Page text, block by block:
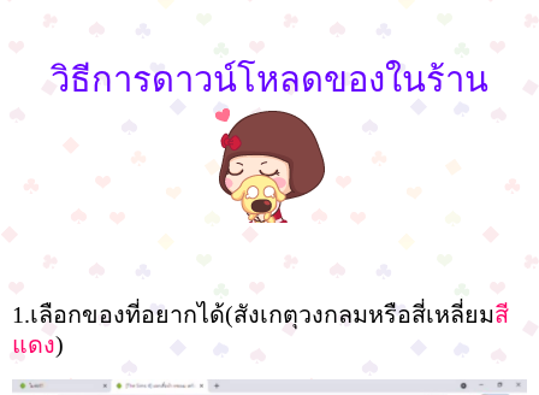
วิธีการดาวน์โหลดของในร้าน
1.เลือกของที่อยากได้(สังเกตุวงกลมหรือสี่เหลี่ยมสี
แดง)